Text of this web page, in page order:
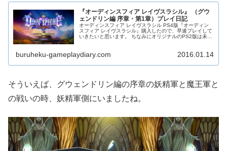
『オーディンスフィア レイヴスラシル』 （グウ
ェンドリン編 序章・第1章）プレイ日記
オーディンスフィア レイヴスラシル PS4版『オーディン
スフィア レイヴスラシル』購入したので、早速プレイして
いきたいと思います。 ちなみにオリジナルのPS2版は未プ
buruheku-gameplaydiary.com 2016.01.14
そういえば、グウェンドリン編の序章の妖精軍と魔王軍と
の戦いの時、妖精軍側にいましたね。